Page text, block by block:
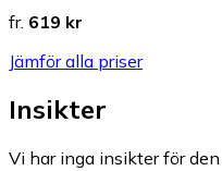
fr. 619 kr
Jämför alla priser
Insikter
Vi har inga insikter för